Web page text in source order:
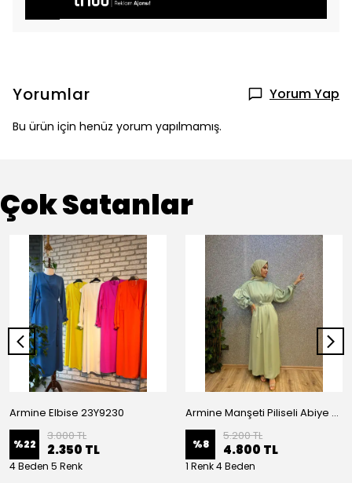
Yorumlar Yorum Yap
Bu ürün için henüz yorum yapılmamış.
Çok Satanlar
Armine Elbise 23Y9230
%22
3.000 TL
2.350 TL
4 Beden 5 Renk
Armine Manşeti Piliseli Abiye Elbise 23Y9617
%8
5.200 TL
4.800 TL
1 Renk 4 Beden